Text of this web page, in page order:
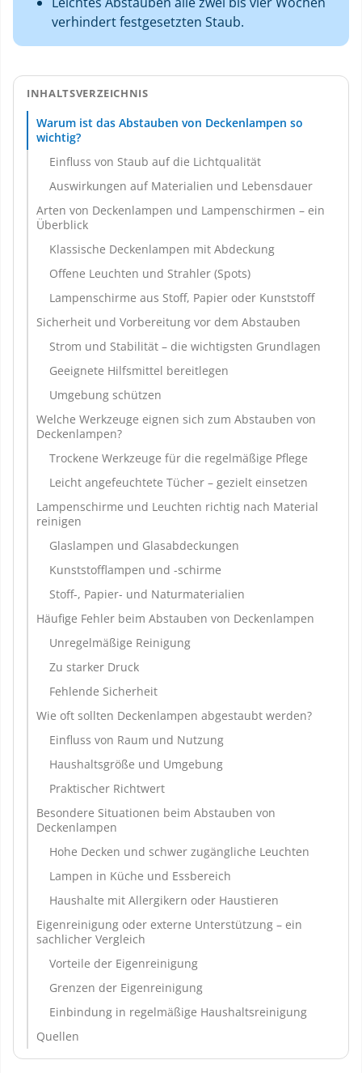
verhindert festgesetzten Staub.
INHALTSVERZEICHNIS
Warum ist das Abstauben von Deckenlampen so
wichtig?
Einfluss von Staub auf die Lichtqualität
Auswirkungen auf Materialien und Lebensdauer
Arten von Deckenlampen und Lampenschirmen – ein
Überblick
Klassische Deckenlampen mit Abdeckung
Offene Leuchten und Strahler (Spots)
Lampenschirme aus Stoff, Papier oder Kunststoff
Sicherheit und Vorbereitung vor dem Abstauben
Strom und Stabilität – die wichtigsten Grundlagen
Geeignete Hilfsmittel bereitlegen
Umgebung schützen
Welche Werkzeuge eignen sich zum Abstauben von
Deckenlampen?
Trockene Werkzeuge für die regelmäßige Pflege
Leicht angefeuchtete Tücher – gezielt einsetzen
Lampenschirme und Leuchten richtig nach Material
reinigen
Glaslampen und Glasabdeckungen
Kunststofflampen und -schirme
Stoff-, Papier- und Naturmaterialien
Häufige Fehler beim Abstauben von Deckenlampen
Unregelmäßige Reinigung
Zu starker Druck
Fehlende Sicherheit
Wie oft sollten Deckenlampen abgestaubt werden?
Einfluss von Raum und Nutzung
Haushaltsgröße und Umgebung
Praktischer Richtwert
Besondere Situationen beim Abstauben von
Deckenlampen
Hohe Decken und schwer zugängliche Leuchten
Lampen in Küche und Essbereich
Haushalte mit Allergikern oder Haustieren
Eigenreinigung oder externe Unterstützung – ein
sachlicher Vergleich
Vorteile der Eigenreinigung
Grenzen der Eigenreinigung
Einbindung in regelmäßige Haushaltsreinigung
Quellen